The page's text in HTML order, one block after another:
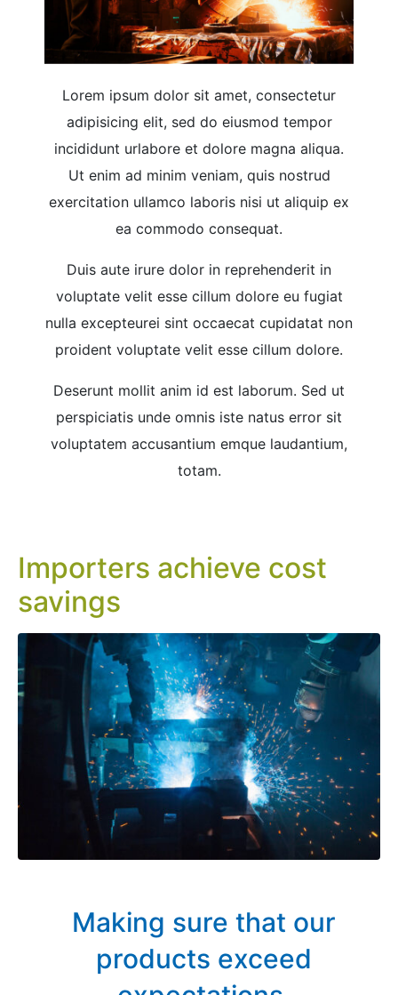
Lorem ipsum dolor sit amet, consectetur
adipisicing elit, sed do eiusmod tempor
incididunt urlabore et dolore magna aliqua.
Ut enim ad minim veniam, quis nostrud
exercitation ullamco laboris nisi ut aliquip ex
ea commodo consequat.
Duis aute irure dolor in reprehenderit in
voluptate velit esse cillum dolore eu fugiat
nulla excepteurei sint occaecat cupidatat non
proident voluptate velit esse cillum dolore.
Deserunt mollit anim id est laborum. Sed ut
perspiciatis unde omnis iste natus error sit
voluptatem accusantium emque laudantium,
totam.
Importers achieve cost
savings
Making sure that our
products exceed